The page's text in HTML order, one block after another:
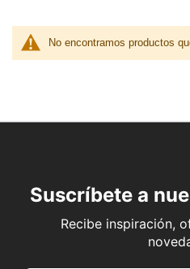
No encontramos productos
Suscríbete a
Recibe inspiración,